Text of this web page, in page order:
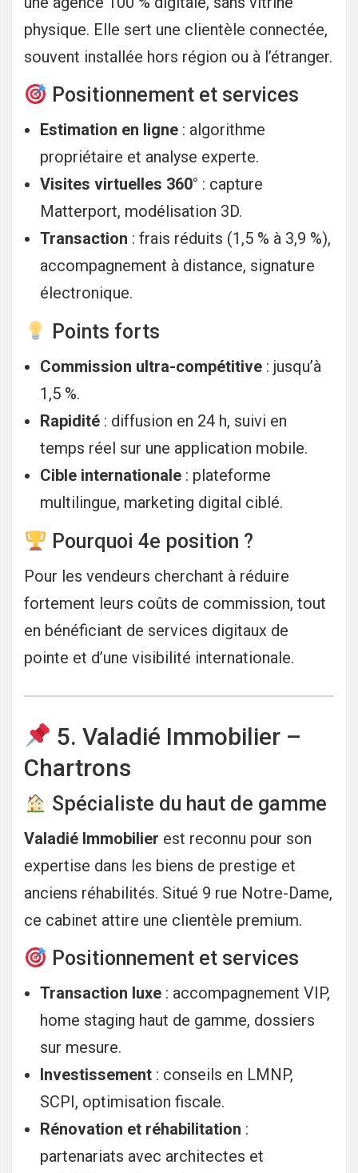
physique. Elle sert une clientèle connectée,
souvent installée hors région ou à l’étranger.
Positionnement et services
Estimation en ligne : algorithme
propriétaire et analyse experte.
Visites virtuelles 360° : capture
Matterport, modélisation 3D.
Transaction : frais réduits (1,5 % à 3,9 %),
accompagnement à distance, signature
électronique.
Points forts
Commission ultra-compétitive : jusqu’à
1,5 %.
Rapidité : diffusion en 24 h, suivi en
temps réel sur une application mobile.
Cible internationale : plateforme
multilingue, marketing digital ciblé.
Pourquoi 4e position ?
Pour les vendeurs cherchant à réduire
fortement leurs coûts de commission, tout
en bénéficiant de services digitaux de
pointe et d’une visibilité internationale.
5. Valadié Immobilier –
Chartrons
Spécialiste du haut de gamme
Valadié Immobilier est reconnu pour son
expertise dans les biens de prestige et
anciens réhabilités. Situé 9 rue Notre-Dame,
ce cabinet attire une clientèle premium.
Positionnement et services
Transaction luxe : accompagnement VIP,
home staging haut de gamme, dossiers
sur mesure.
Investissement : conseils en LMNP,
SCPI, optimisation fiscale.
Rénovation et réhabilitation :
partenariats avec architectes et